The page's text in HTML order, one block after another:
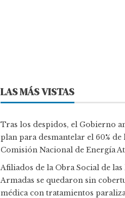
LAS MÁS VISTAS
Tras los despidos, el Gobierno
plan para desmantelar el 60% de
Comisión Nacional de Energía
Afiliados de la Obra Social de las
Armadas se quedaron sin
médica con tratamientos